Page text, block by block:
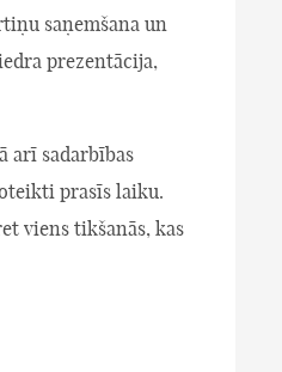
saņemšana un
prezentācija,
arī sadarbības
prasīs laiku.
viens tikšanās, kas